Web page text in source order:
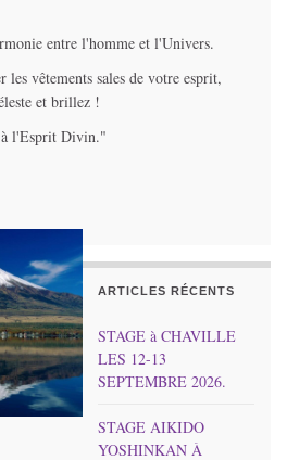
entre l'homme et l'Univers.
vêtements sales de votre esprit,
et brillez !
à l'Esprit Divin."
ARTICLES RÉCENTS
STAGE à CHAVILLE
LES 12-13
SEPTEMBRE 2026.
STAGE AIKIDO
YOSHINKAN À